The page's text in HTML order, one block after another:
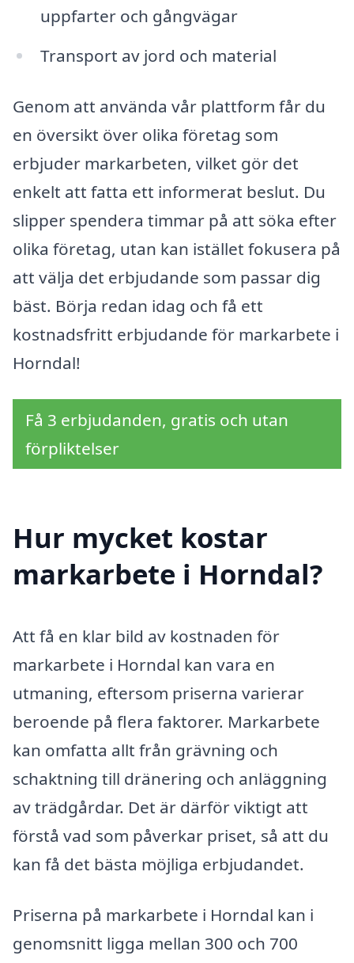
uppfarter och gångvägar
Transport av jord och material
Genom att använda vår plattform får du
en översikt över olika företag som
erbjuder markarbeten, vilket gör det
enkelt att fatta ett informerat beslut. Du
slipper spendera timmar på att söka efter
olika företag, utan kan istället fokusera på
att välja det erbjudande som passar dig
bäst. Börja redan idag och få ett
kostnadsfritt erbjudande för markarbete i
Horndal!
Få 3 erbjudanden, gratis och utan
förpliktelser
Hur mycket kostar
markarbete i Horndal?
Att få en klar bild av kostnaden för
markarbete i Horndal kan vara en
utmaning, eftersom priserna varierar
beroende på flera faktorer. Markarbete
kan omfatta allt från grävning och
schaktning till dränering och anläggning
av trädgårdar. Det är därför viktigt att
förstå vad som påverkar priset, så att du
kan få det bästa möjliga erbjudandet.
Priserna på markarbete i Horndal kan i
genomsnitt ligga mellan 300 och 700